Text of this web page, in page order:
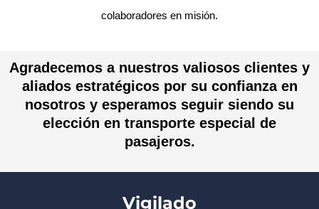
colaboradores en misión.
Agradecemos a nuestros valiosos clientes y
aliados estratégicos por su confianza en
nosotros y esperamos seguir siendo su
elección en transporte especial de
pasajeros.
Vigilado